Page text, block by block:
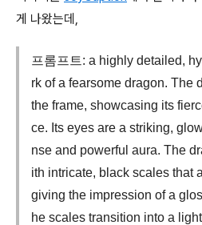
게 나왔는데,
프롬프트: a highly detailed,
rk of a fearsome dragon. The
the frame, showcasing its
ce. Its eyes are a striking,
nse and powerful aura. The
ith intricate, black scales that
giving the impression of a
he scales transition into a